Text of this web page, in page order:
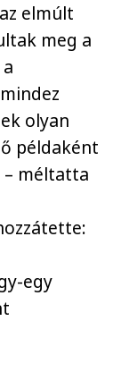
elmúlt
meg a
olyan
példaként
méltatta
egy